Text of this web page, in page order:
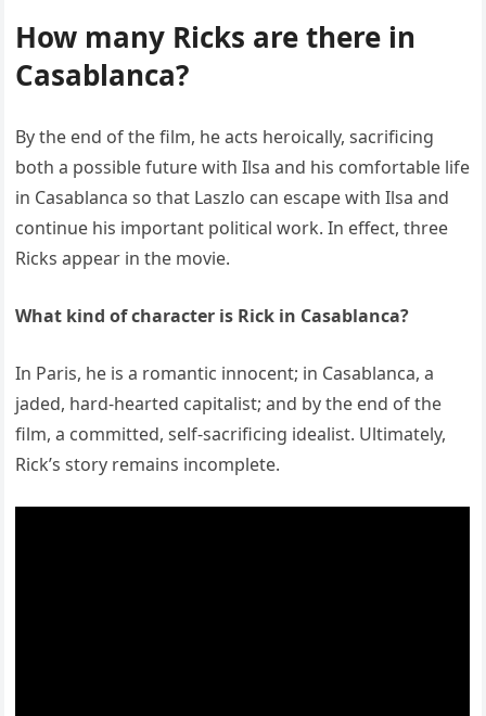
How many Ricks are there in
Casablanca?
By the end of the film, he acts heroically, sacrificing
both a possible future with Ilsa and his comfortable life
in Casablanca so that Laszlo can escape with Ilsa and
continue his important political work. In effect, three
Ricks appear in the movie.
What kind of character is Rick in Casablanca?
In Paris, he is a romantic innocent; in Casablanca, a
jaded, hard-hearted capitalist; and by the end of the
film, a committed, self-sacrificing idealist. Ultimately,
Rick’s story remains incomplete.